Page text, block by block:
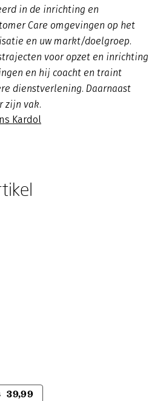
in de inrichting en
Care omgevingen op het
en uw markt/doelgroep.
voor opzet en inrichting
en hij coacht en traint
dienstverlening. Daarnaast
zijn vak.
Kardol
39,99